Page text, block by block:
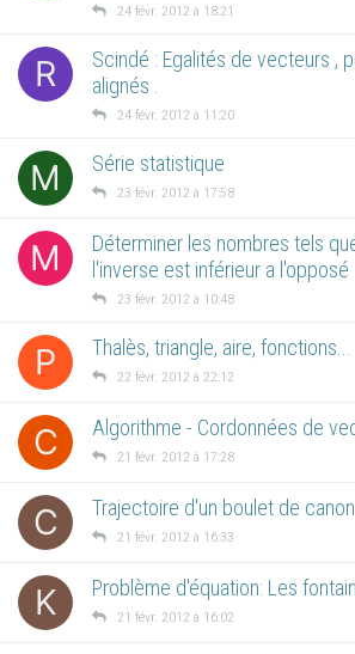
24 févr. 2012 à 18:21
R
Scindé : Egalités de vecteurs ,
alignés .
24 févr. 2012 à 11:20
M Série statistique
23 févr. 2012 à 17:58
M
Déterminer les nombres tels
l'inverse est inférieur a l'opposé
23 févr. 2012 à 10:48
P Thalès, triangle, aire, fonctions...
22 févr. 2012 à 22:12
C Algorithme - Cordonnées de
21 févr. 2012 à 17:28
C Trajectoire d'un boulet de canon
21 févr. 2012 à 16:33
K Problème d'équation: Les
21 févr. 2012 à 16:02